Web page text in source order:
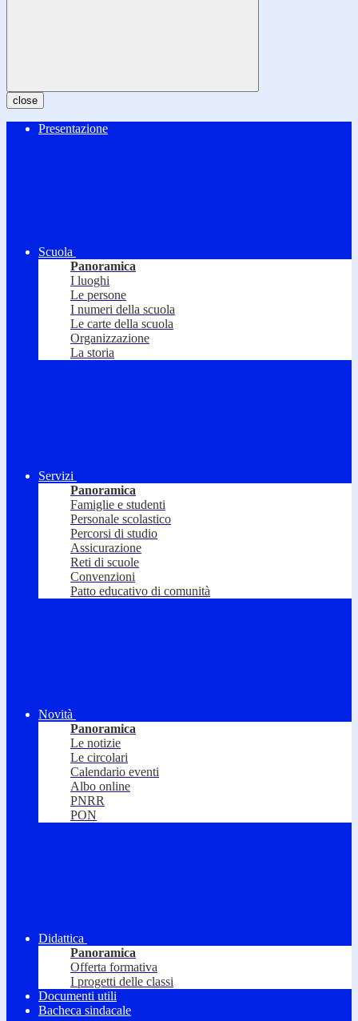
close
Presentazione
Scuola
Panoramica
I luoghi
Le persone
I numeri della scuola
Le carte della scuola
Organizzazione
La storia
Servizi
Panoramica
Famiglie e studenti
Personale scolastico
Percorsi di studio
Assicurazione
Reti di scuole
Convenzioni
Patto educativo di comunità
Novità
Panoramica
Le notizie
Le circolari
Calendario eventi
Albo online
PNRR
PON
Didattica
Panoramica
Offerta formativa
I progetti delle classi
Documenti utili
Bacheca sindacale